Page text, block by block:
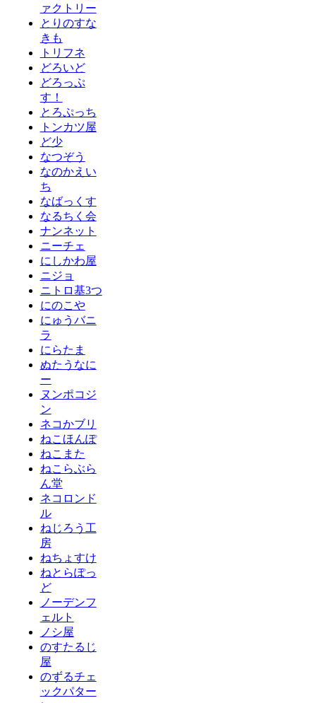
ァクトリー
とりのすな
きも
トリフネ
どろいど
どろっぷ
す！
とろぷっち
トンカツ屋
ど少
なつぞう
なのかえい
ち
なばっくす
なるちく会
ナンネット
ニーチェ
にしかわ屋
ニジョ
ニトロ基3つ
にのこや
にゅうバニ
ラ
にらたま
ぬたうなに
ー
ヌンポコジ
ン
ネコかブリ
ねこほんぽ
ねこまた
ねこらぶら
ん堂
ネコロンド
ル
ねじろう工
房
ねちょすけ
ねとらぽっ
ど
ノーデンフ
ェルト
ノシ屋
のすたるじ
屋
のずるチェ
ックパター